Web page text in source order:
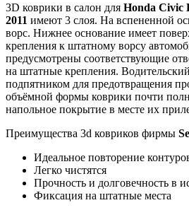
3D коврики в салон для Honda Civic
2011 имеют 3 слоя. На вспененной
ворс. Нижнее основание имеет
крепления к штатному ворсу
предусмотрены соответствующие
на штатные крепления.
подпятником для предотвращения
объёмной формы коврики почти
напольное покрытие в месте их
Преимущества 3d ковриков фирмы
Идеальное повторение
Легко чистятся
Прочность и долговечность в
Фиксация на штатные места